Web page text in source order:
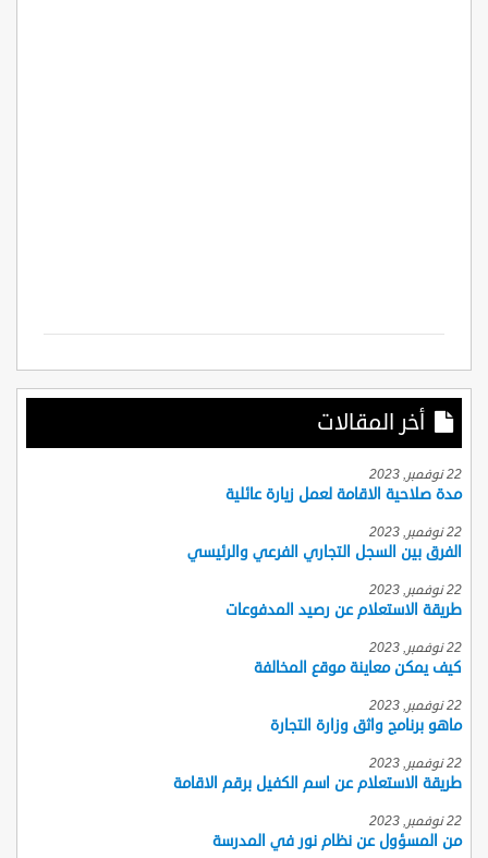
أخر المقالات
22 نوفمبر, 2023
مدة صلاحية الاقامة لعمل زيارة عائلية
22 نوفمبر, 2023
الفرق بين السجل التجاري الفرعي والرئيسي
22 نوفمبر, 2023
طريقة الاستعلام عن رصيد المدفوعات
22 نوفمبر, 2023
كيف يمكن معاينة موقع المخالفة
22 نوفمبر, 2023
ماهو برنامج واثق وزارة التجارة
22 نوفمبر, 2023
طريقة الاستعلام عن اسم الكفيل برقم الاقامة
22 نوفمبر, 2023
من المسؤول عن نظام نور في المدرسة